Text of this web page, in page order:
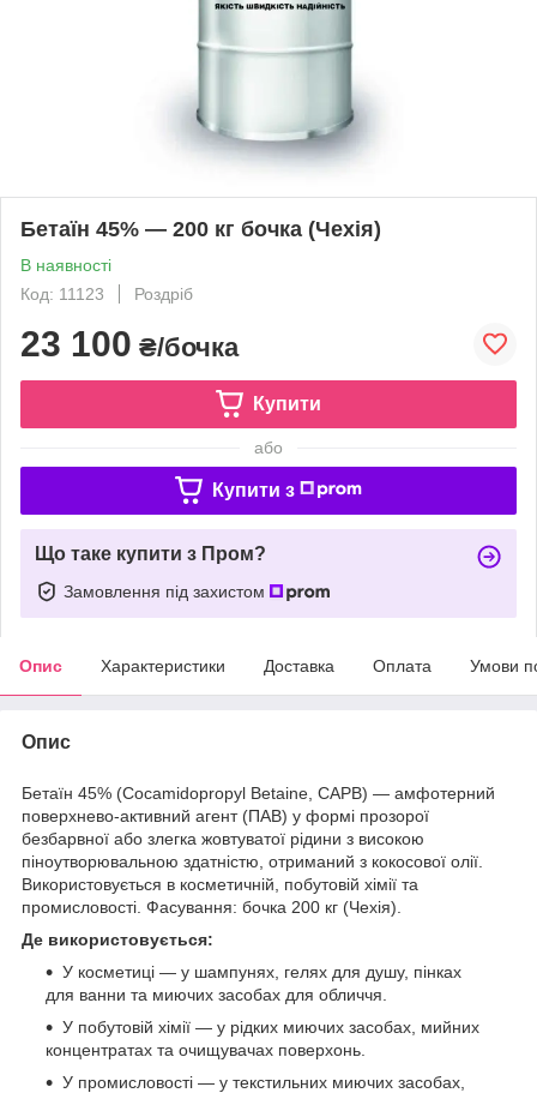
Бетаїн 45% — 200 кг бочка (Чехія)
В наявності
Код: 11123
Роздріб
23 100 ₴/бочка
Купити
або
Купити з
Що таке купити з Пром?
Замовлення під захистом
Опис Характеристики Доставка Оплата Умови
Опис
Бетаїн 45% (Cocamidopropyl Betaine, CAPB) — амфотерний
поверхнево-активний агент (ПАВ) у формі прозорої
безбарвної або злегка жовтуватої рідини з високою
піноутворювальною здатністю, отриманий з кокосової олії.
Використовується в косметичній, побутовій хімії та
промисловості. Фасування: бочка 200 кг (Чехія).
Де використовується:
У косметиці — у шампунях, гелях для душу, пінках
для ванни та миючих засобах для обличчя.
У побутовій хімії — у рідких миючих засобах, мийних
концентратах та очищувачах поверхонь.
У промисловості — у текстильних миючих засобах,